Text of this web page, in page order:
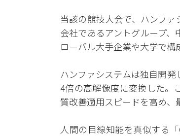
当該の競技大会で、ハンフ
会社であるアントグループ
ローバル大手企業や大学で構
ハンファシステムは独自開
4倍の高解像度に変換した。
質改善適用スピードを高め、
人間の目線知能を真似する